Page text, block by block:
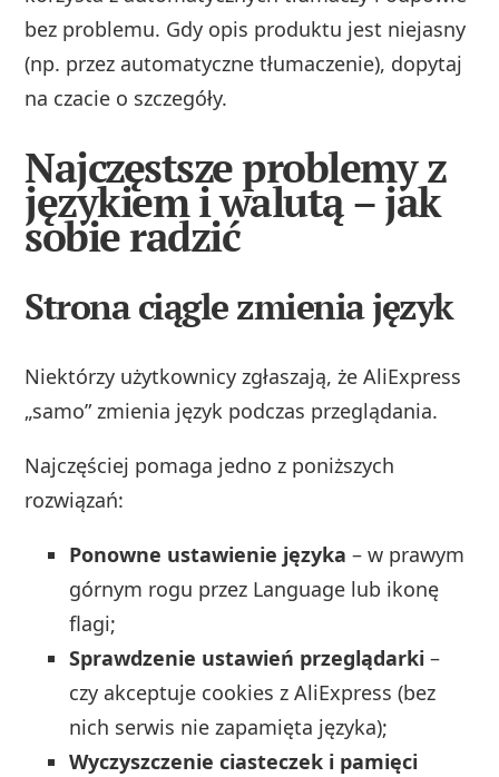
bez problemu. Gdy opis produktu jest niejasny
(np. przez automatyczne tłumaczenie), dopytaj
na czacie o szczegóły.
Najczęstsze problemy z
językiem i walutą – jak
sobie radzić
Strona ciągle zmienia język
Niektórzy użytkownicy zgłaszają, że AliExpress
„samo” zmienia język podczas przeglądania.
Najczęściej pomaga jedno z poniższych
rozwiązań:
Ponowne ustawienie języka – w prawym
górnym rogu przez Language lub ikonę
flagi;
Sprawdzenie ustawień przeglądarki –
czy akceptuje cookies z AliExpress (bez
nich serwis nie zapamięta języka);
Wyczyszczenie ciasteczek i pamięci